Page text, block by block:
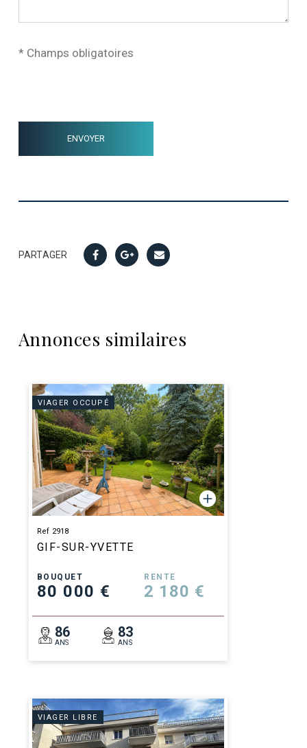
* Champs obligatoires
PARTAGER
Annonces similaires
VIAGER OCCUPÉ
Ref 2918
GIF-SUR-YVETTE
BOUQUET
80 000 €
RENTE
2 180 €
86
ANS
83
ANS
VIAGER LIBRE